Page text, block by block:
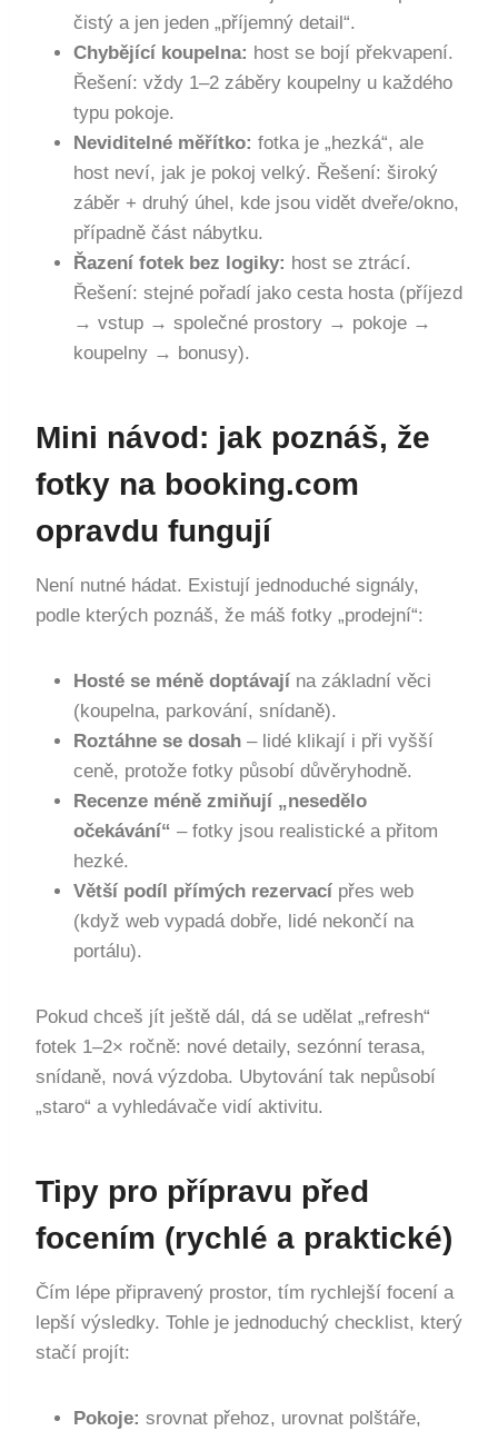
čistý a jen jeden „příjemný detail“.
Chybějící koupelna: host se bojí překvapení.
Řešení: vždy 1–2 záběry koupelny u každého
typu pokoje.
Neviditelné měřítko: fotka je „hezká“, ale
host neví, jak je pokoj velký. Řešení: široký
záběr + druhý úhel, kde jsou vidět dveře/okno,
případně část nábytku.
Řazení fotek bez logiky: host se ztrácí.
Řešení: stejné pořadí jako cesta hosta (příjezd
→ vstup → společné prostory → pokoje →
koupelny → bonusy).
Mini návod: jak poznáš, že
fotky na booking.com
opravdu fungují
Není nutné hádat. Existují jednoduché signály,
podle kterých poznáš, že máš fotky „prodejní“:
Hosté se méně doptávají na základní věci
(koupelna, parkování, snídaně).
Roztáhne se dosah – lidé klikají i při vyšší
ceně, protože fotky působí důvěryhodně.
Recenze méně zmiňují „nesedělo
očekávání“ – fotky jsou realistické a přitom
hezké.
Větší podíl přímých rezervací přes web
(když web vypadá dobře, lidé nekončí na
portálu).
Pokud chceš jít ještě dál, dá se udělat „refresh“
fotek 1–2× ročně: nové detaily, sezónní terasa,
snídaně, nová výzdoba. Ubytování tak nepůsobí
„staro“ a vyhledávače vidí aktivitu.
Tipy pro přípravu před
focením (rychlé a praktické)
Čím lépe připravený prostor, tím rychlejší focení a
lepší výsledky. Tohle je jednoduchý checklist, který
stačí projít:
Pokoje: srovnat přehoz, urovnat polštáře,